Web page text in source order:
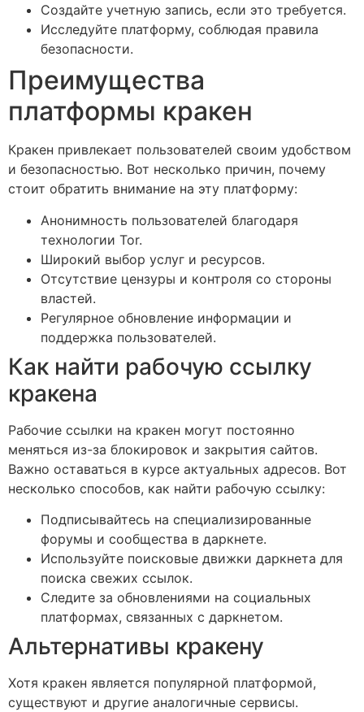
Создайте учетную запись, если это требуется.
Исследуйте платформу, соблюдая правила
безопасности.
Преимущества
платформы кракен
Кракен привлекает пользователей своим удобством
и безопасностью. Вот несколько причин, почему
стоит обратить внимание на эту платформу:
Анонимность пользователей благодаря
технологии Tor.
Широкий выбор услуг и ресурсов.
Отсутствие цензуры и контроля со стороны
властей.
Регулярное обновление информации и
поддержка пользователей.
Как найти рабочую ссылку
кракена
Рабочие ссылки на кракен могут постоянно
меняться из-за блокировок и закрытия сайтов.
Важно оставаться в курсе актуальных адресов. Вот
несколько способов, как найти рабочую ссылку:
Подписывайтесь на специализированные
форумы и сообщества в даркнете.
Используйте поисковые движки даркнета для
поиска свежих ссылок.
Следите за обновлениями на социальных
платформах, связанных с даркнетом.
Альтернативы кракену
Хотя кракен является популярной платформой,
существуют и другие аналогичные сервисы.